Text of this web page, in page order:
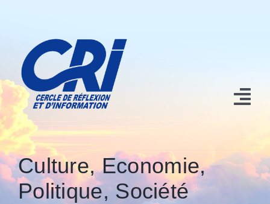
contenu
Nos contributions
Culture,Economie,
Politique, Société